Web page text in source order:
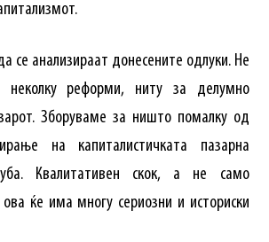
се анализираат донесените одлуки. Не
неколку реформи, ниту за делумно
Зборуваме за ништо помалку од
на капиталистичката пазарна
Квалитативен скок, а не само
ќе има многу сериозни и историски